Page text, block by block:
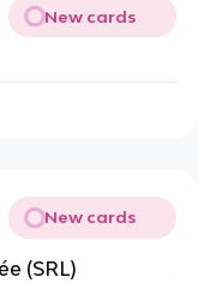
New cards
New cards
(SRL)